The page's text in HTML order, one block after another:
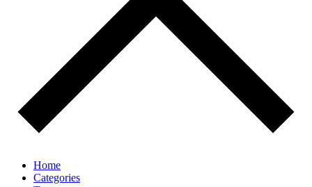
Home
Categories